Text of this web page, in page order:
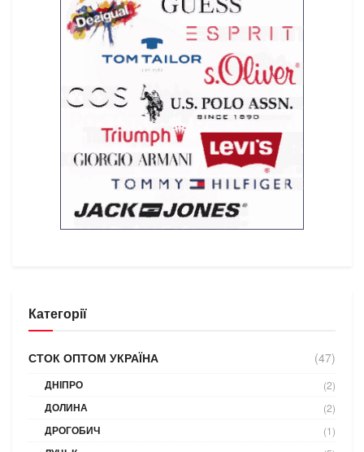
Категорії
СТОК ОПТОМ УКРАЇНА (47)
ДНІПРО (2)
ДОЛИНА (2)
ДРОГОБИЧ (1)